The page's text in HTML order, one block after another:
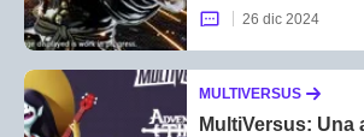
contienda
26 dic 2024
MULTIVERSUS
MultiVersus: Una